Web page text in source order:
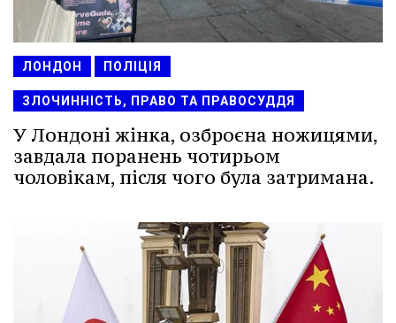
ЛОНДОН ПОЛІЦІЯ
ЗЛОЧИННІСТЬ, ПРАВО ТА ПРАВОСУДДЯ
У Лондоні жінка, озброєна ножицями,
завдала поранень чотирьом
чоловікам, після чого була затримана.